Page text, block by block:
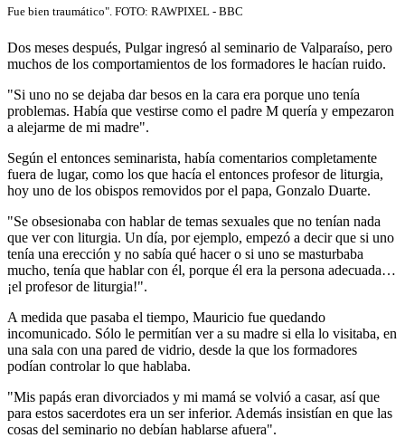
Fue bien traumático". FOTO: RAWPIXEL - BBC
Dos meses después, Pulgar ingresó al seminario de Valparaíso, pero
muchos de los comportamientos de los formadores le hacían ruido.
"Si uno no se dejaba dar besos en la cara era porque uno tenía
problemas. Había que vestirse como el padre M quería y empezaron
a alejarme de mi madre".
Según el entonces seminarista, había comentarios completamente
fuera de lugar, como los que hacía el entonces profesor de liturgia,
hoy uno de los obispos removidos por el papa, Gonzalo Duarte.
"Se obsesionaba con hablar de temas sexuales que no tenían nada
que ver con liturgia. Un día, por ejemplo, empezó a decir que si uno
tenía una erección y no sabía qué hacer o si uno se masturbaba
mucho, tenía que hablar con él, porque él era la persona adecuada…
¡el profesor de liturgia!".
A medida que pasaba el tiempo, Mauricio fue quedando
incomunicado. Sólo le permitían ver a su madre si ella lo visitaba, en
una sala con una pared de vidrio, desde la que los formadores
podían controlar lo que hablaba.
"Mis papás eran divorciados y mi mamá se volvió a casar, así que
para estos sacerdotes era un ser inferior. Además insistían en que las
cosas del seminario no debían hablarse afuera".